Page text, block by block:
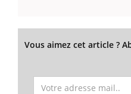
Vous aimez cet article ?